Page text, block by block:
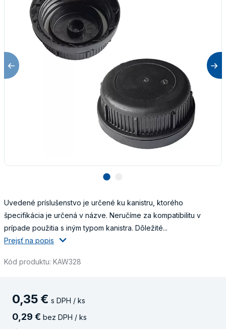
lens
Uvedené príslušenstvo je určené ku kanistru, ktorého
špecifikácia je určená v názve. Neručíme za kompatibilitu v
prípade použitia s iným typom kanistra. Dôležité...
Prejsť na popis
Kód produktu: KAW328
0,35 € s DPH / ks
0 29 € bez DPH / ks